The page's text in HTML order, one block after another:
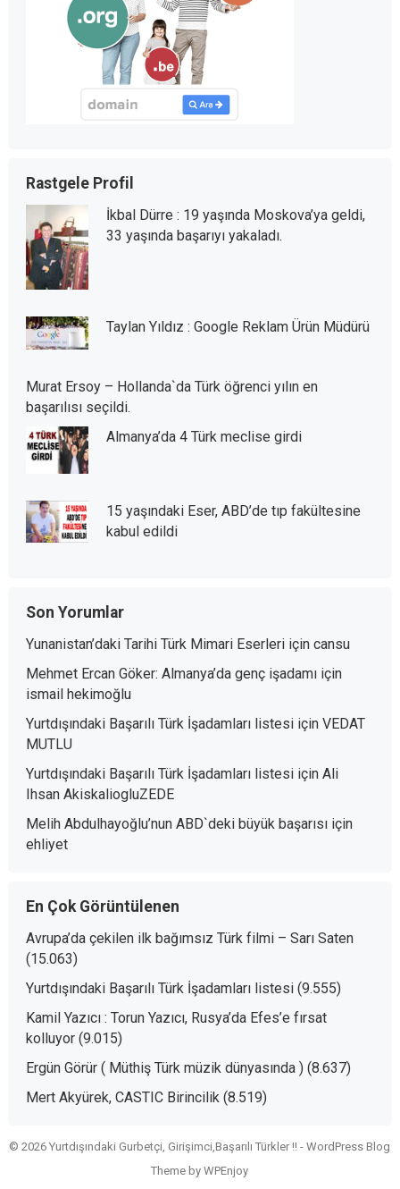
Rastgele Profil
İkbal Dürre : 19 yaşında Moskova’ya geldi,
33 yaşında başarıyı yakaladı.
Taylan Yıldız : Google Reklam Ürün Müdürü
Murat Ersoy – Hollanda`da Türk öğrenci yılın en
başarılısı seçildi.
Almanya’da 4 Türk meclise girdi
15 yaşındaki Eser, ABD’de tıp fakültesine
kabul edildi
Son Yorumlar
Yunanistan’daki Tarihi Türk Mimari Eserleriiçin cansu
Mehmet Ercan Göker: Almanya’da genç işadamıiçin
ismail hekimoğlu
Yurtdışındaki Başarılı Türk İşadamları listesiiçin VEDAT
MUTLU
Yurtdışındaki Başarılı Türk İşadamları listesiiçin Ali
Ihsan AkiskaliogluZEDE
Melih Abdulhayoğlu’nun ABD`deki büyük başarısıiçin
ehliyet
En Çok Görüntülenen
Avrupa’da çekilen ilk bağımsız Türk filmi – Sarı Saten
(15.063)
Yurtdışındaki Başarılı Türk İşadamları listesi (9.555)
Kamil Yazıcı : Torun Yazıcı, Rusya’da Efes’e fırsat
kolluyor (9.015)
Ergün Görür ( Müthiş Türk müzik dünyasında ) (8.637)
Mert Akyürek, CASTIC Birincilik (8.519)
© 2026 Yurtdışındaki Gurbetçi, Girişimci,Başarılı Türkler !! -WordPress Blog
Theme byWPEnjoy